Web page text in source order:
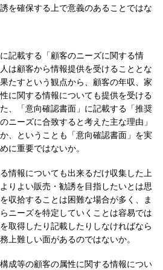
を確保する上で意義のあることではな
に記載する「顧客のニーズに関する情
は顧客から情報提供を受けることとな
たすという観点から、顧客の年収、家
に関する情報についても提供を受ける
、「意向確認書面」に記載する「推奨
ニーズに合致すると考えた主な理由」
、ということも「意向確認書面」を実
に重要ではないか。
情報についても出来るだけ収集した上
りよい販売・勧誘を目指したいとは思
収拾することは困難な場合が多く、ま
ニーズを特定していくことは容易では
取得したり記載したりしなければなら
上難しい面があるのではないか。
成等の顧客の属性に関する情報につい